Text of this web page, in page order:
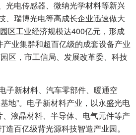
光电传感器、微纳光学材料等新兴
、瑞博光电等高成长企业迅速做大
区工业经济规模达400亿元，形成
业集群和超百亿级的成套设备产业
区，市工信局、发展改革委、科技
子新材料、汽车零部件、暖通空
地”。电子新材料产业，以永盛光电
、液晶材料、半导体、电气元件等产
造百亿级背光源科技智造产业园。